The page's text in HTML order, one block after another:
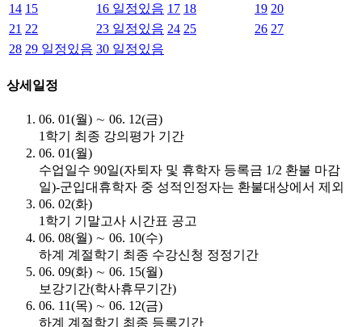
14 15 16 일정있음 17 18 19 20
21 22 23 일정있음 24 25 26 27
28 29 일정있음 30 일정있음
상세일정
06. 01(월) ∼ 06. 12(금)
1학기 최종 강의평가 기간
06. 01(월)
수업일수 90일(자퇴자 및 휴학자 등록금 1/2 환불 마감
일)-군입대휴학자 중 성적인정자는 환불대상에서 제외
06. 02(화)
1학기 기말고사 시간표 공고
06. 08(월) ∼ 06. 10(수)
하계 계절학기 최종 수강신청 정정기간
06. 09(화) ∼ 06. 15(월)
보강기간(학사휴무기간)
06. 11(목) ∼ 06. 12(금)
하계 계절학기 최종 등록기간